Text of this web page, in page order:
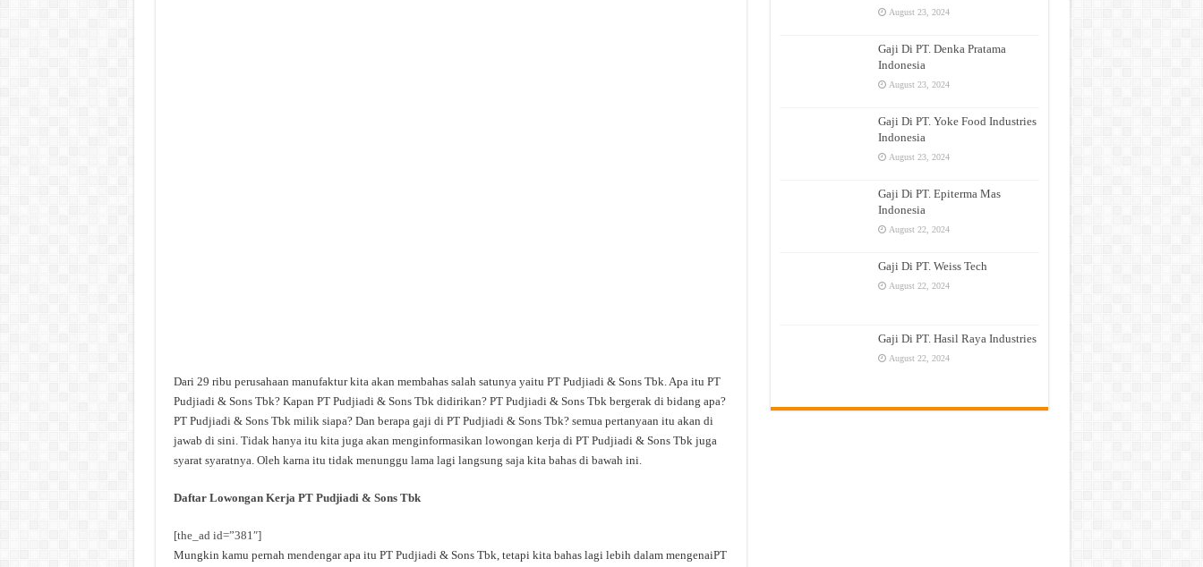
Dari 29 ribu perusahaan manufaktur kita akan membahas salah satunya yaitu PT Pudjiadi & Sons Tbk. Apa itu PT
Pudjiadi & Sons Tbk? Kapan PT Pudjiadi & Sons Tbk didirikan? PT Pudjiadi & Sons Tbk bergerak di bidang apa?
PT Pudjiadi & Sons Tbk milik siapa? Dan berapa gaji di PT Pudjiadi & Sons Tbk? semua pertanyaan itu akan di
jawab di sini. Tidak hanya itu kita juga akan menginformasikan lowongan kerja di PT Pudjiadi & Sons Tbk juga
syarat syaratnya. Oleh karna itu tidak menunggu lama lagi langsung saja kita bahas di bawah ini.
Daftar Lowongan Kerja PT Pudjiadi & Sons Tbk
[the_ad id=”381″]
Mungkin kamu pernah mendengar apa itu PT Pudjiadi & Sons Tbk, tetapi kita bahas lagi lebih dalam mengenaiPT
August 23, 2024
Gaji Di PT. Denka Pratama
Indonesia
August 23, 2024
Gaji Di PT. Yoke Food Industries
Indonesia
August 23, 2024
Gaji Di PT. Epiterma Mas
Indonesia
August 22, 2024
Gaji Di PT. Weiss Tech
August 22, 2024
Gaji Di PT. Hasil Raya Industries
August 22, 2024